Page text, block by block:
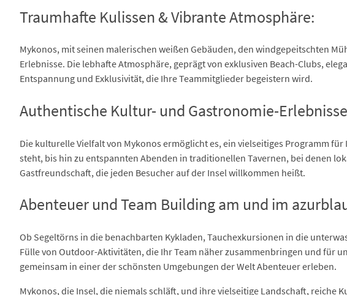
Traumhafte Kulissen & Vibrante Atmosphäre:
Mykonos, mit seinen malerischen weißen Gebäuden, den windgepeitschten
Erlebnisse. Die lebhafte Atmosphäre, geprägt von exklusiven Beach-Clubs,
Entspannung und Exklusivität, die Ihre Teammitglieder begeistern wird.
Authentische Kultur- und Gastronomie-
Die kulturelle Vielfalt von Mykonos ermöglicht es, ein vielseitiges Programm
steht, bis hin zu entspannten Abenden in traditionellen Tavernen, bei denen
Gastfreundschaft, die jeden Besucher auf der Insel willkommen heißt.
Abenteuer und Team Building am und im
Ob Segeltörns in die benachbarten Kykladen, Tauchexkursionen in die
Fülle von Outdoor-Aktivitäten, die Ihr Team näher zusammenbringen und für
gemeinsam in einer der schönsten Umgebungen der Welt Abenteuer erleben.
Mykonos, die Insel, die niemals schläft, und ihre vielseitige Landschaft, reiche